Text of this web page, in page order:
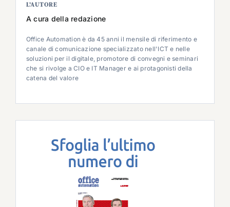
L’AUTORE
A cura della redazione
Office Automation è da 45 anni il mensile di riferimento e
canale di comunicazione specializzato nell'ICT e nelle
soluzioni per il digitale, promotore di convegni e seminari
che si rivolge a CIO e IT Manager e ai protagonisti della
catena del valore